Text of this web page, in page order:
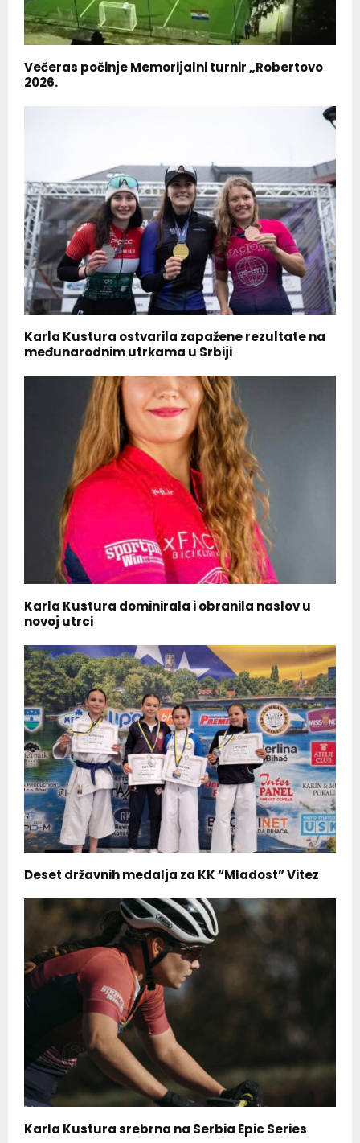
Večeras počinje Memorijalni turnir „Robertovo
2026.
Karla Kustura ostvarila zapažene rezultate na
međunarodnim utrkama u Srbiji
Karla Kustura dominirala i obranila naslov u
novoj utrci
Deset državnih medalja za KK “Mladost” Vitez
Karla Kustura srebrna na Serbia Epic Series